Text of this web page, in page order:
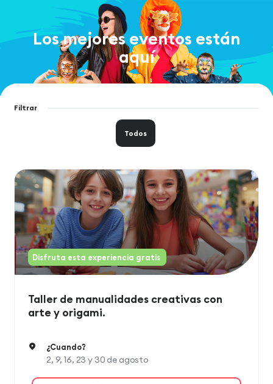
Los mejores eventos están
aquí
Filtrar
Todos
Disfruta esta experiencia gratis
Taller de manualidades creativas con
arte y origami.
¿Cuando?
2, 9, 16, 23 y 30 de agosto